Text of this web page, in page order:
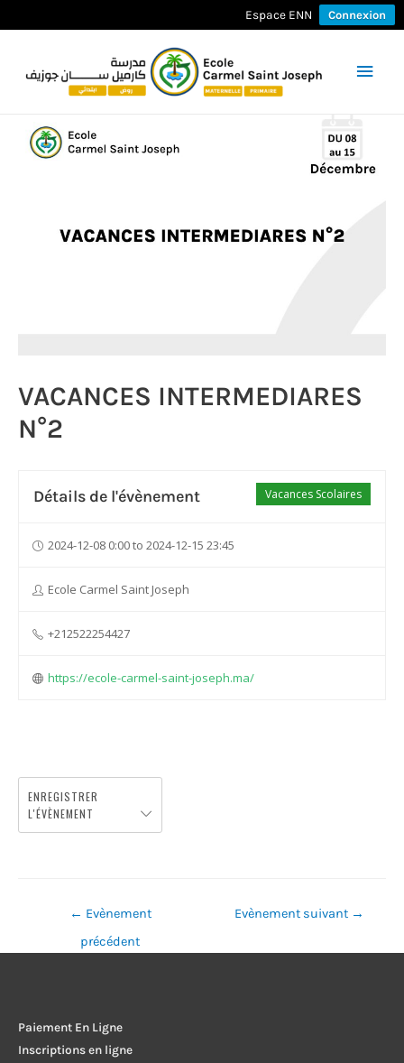
Espace ENN Connexion
VACANCES INTERMEDIARES
N°2
Vacances Scolaires
Détails de l'évènement
2024-12-08 0:00 to 2024-12-15 23:45
Ecole Carmel Saint Joseph
+212522254427
https://ecole-carmel-saint-joseph.ma/
ENREGISTRER
L'ÉVÈNEMENT
Navigation
← Evènement
précédent
Evènement suivant →
Paiement En Ligne
Inscriptions en ligne